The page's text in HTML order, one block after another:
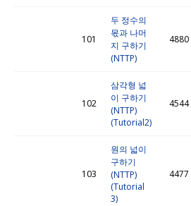
101
두 정수의
몫과 나머
지 구하기
(NTTP)
4880
102
삼각형 넓
이 구하기
(NTTP)
(Tutorial2)
4544
103
원의 넓이
구하기
(NTTP)
(Tutorial
3)
4477